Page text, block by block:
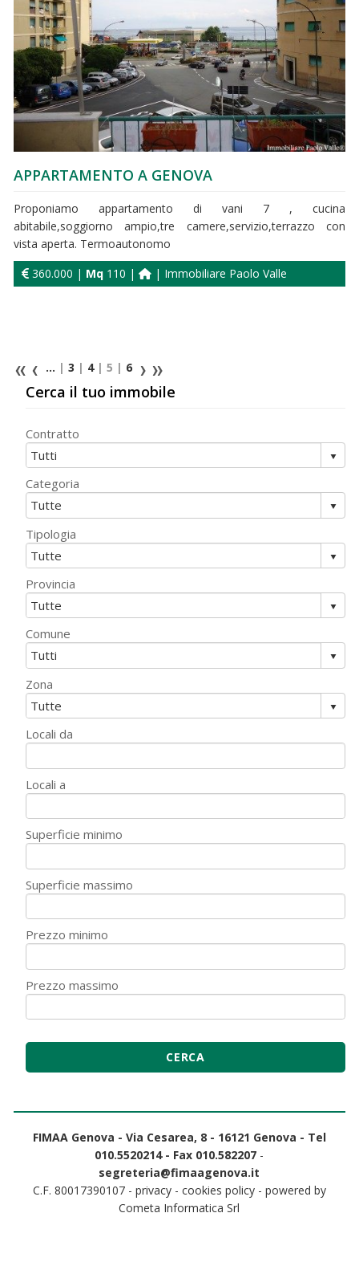
APPARTAMENTO A GENOVA
Proponiamo appartamento di vani 7 , cucina
abitabile,soggiorno ampio,tre camere,servizio,terrazzo con
vista aperta. Termoautonomo
360.000 | Mq 110 | | Immobiliare Paolo Valle
... | 3 | 4| 5 | 6
Cerca il tuo immobile
Contratto
Categoria
Tipologia
Provincia
Comune
Zona
Locali da
Locali a
Superficie minimo
Superficie massimo
Prezzo minimo
Prezzo massimo
FIMAA Genova - Via Cesarea, 8 - 16121 Genova - Tel
010.5520214 - Fax 010.582207 -
segreteria@fimaagenova.it
C.F. 80017390107 - privacy- cookies policy- powered by
Cometa Informatica Srl